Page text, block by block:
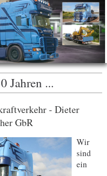
Jahren ...
- Dieter
GbR
Wir
sind
ein